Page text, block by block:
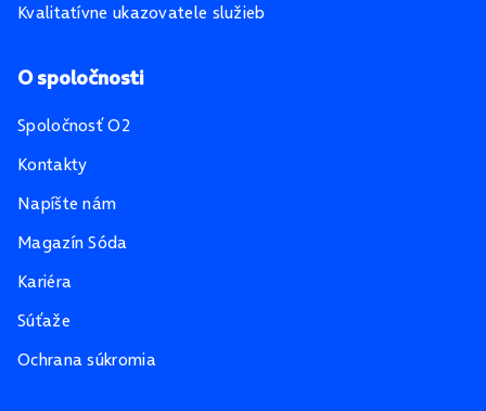
Kvalitatívne ukazovatele služieb
O spoločnosti
Spoločnosť O2
Kontakty
Napíšte nám
Magazín Sóda
Kariéra
Súťaže
Ochrana súkromia